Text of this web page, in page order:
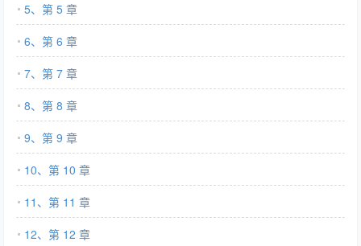
5、第 5 章
6、第 6 章
7、第 7 章
8、第 8 章
9、第 9 章
10、第 10 章
11、第 11 章
12、第 12 章